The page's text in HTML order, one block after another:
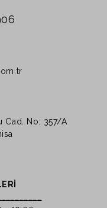
Cad. No: 357/A